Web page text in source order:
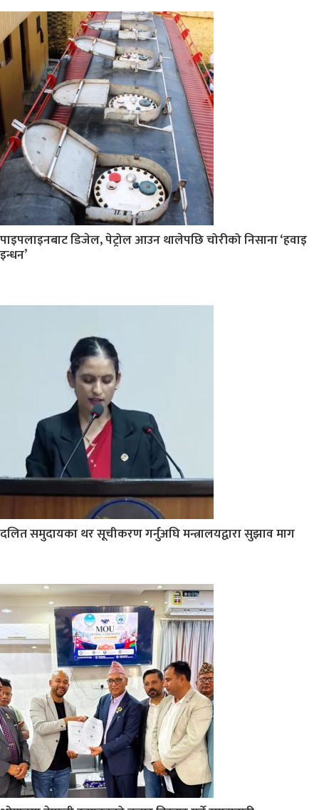
पाइपलाइनबाट डिजेल, पेट्रोल आउन थालेपछि चोरीको निसाना ‘हवाइ
इन्धन’
दलित समुदायका थर सूचीकरण गर्नुअघि मन्त्रालयद्वारा सुझाव माग